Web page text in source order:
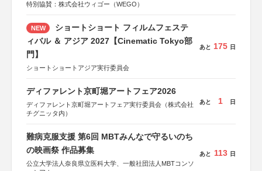
特別協賛：株式会社ウィゴー（WEGO）
NEW
ショートショート フィルムフェステ
ィバル ＆ アジア 2027【Cinematic Tokyo部
門】
ショートショートアジア実行委員会
あと 175 日
ディファレント京町堀アートフェア2026
ディファレント京町堀アートフェア実行委員会（株式会社
チグニッタ内）
あと 1 日
難病克服支援 第6回 MBTみんなで守るいのち
の映画祭 作品募集
公立大学法人奈良県立医科大学、一般社団法人MBTコンソ
あと 113 日